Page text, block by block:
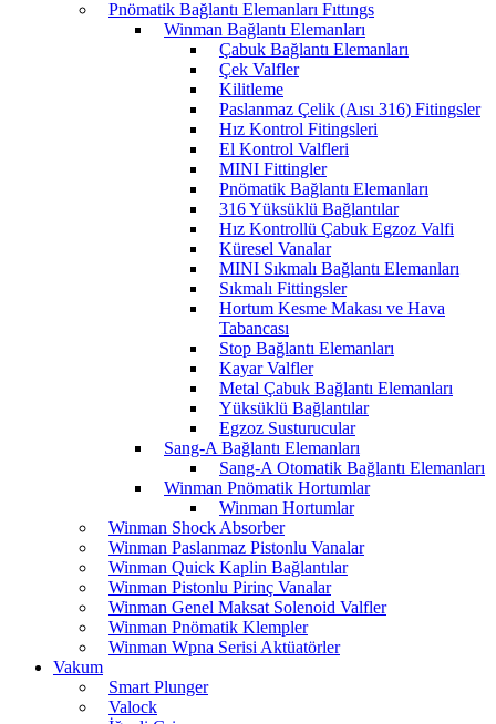
Pnömatik Bağlantı Elemanları Fıttıngs
Winman Bağlantı Elemanları
Çabuk Bağlantı Elemanları
Çek Valfler
Kilitleme
Paslanmaz Çelik (Aısı 316) Fitingsler
Hız Kontrol Fitingsleri
El Kontrol Valfleri
MINI Fittingler
Pnömatik Bağlantı Elemanları
316 Yüksüklü Bağlantılar
Hız Kontrollü Çabuk Egzoz Valfi
Küresel Vanalar
MINI Sıkmalı Bağlantı Elemanları
Sıkmalı Fittingsler
Hortum Kesme Makası ve Hava
Tabancası
Stop Bağlantı Elemanları
Kayar Valfler
Metal Çabuk Bağlantı Elemanları
Yüksüklü Bağlantılar
Egzoz Susturucular
Sang-A Bağlantı Elemanları
Sang-A Otomatik Bağlantı Elemanları
Winman Pnömatik Hortumlar
Winman Hortumlar
Winman Shock Absorber
Winman Paslanmaz Pistonlu Vanalar
Winman Quick Kaplin Bağlantılar
Winman Pistonlu Pirinç Vanalar
Winman Genel Maksat Solenoid Valfler
Winman Pnömatik Klempler
Winman Wpna Serisi Aktüatörler
Vakum
Smart Plunger
Valock